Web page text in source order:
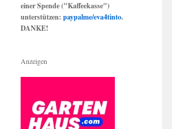
einer Spende ("Kaffeekasse")
unterstützen: paypalme/eva4tinto.
DANKE!
Anzeigen